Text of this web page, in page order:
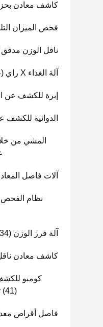
كاشف معادن
فحص الميزان
ناقل الوزن مدقق
آلة الغذاء X راي (114)
إبرة للكشف عن
الدوائية للكشف
المشي من
آلات فاصل
نظام الفحص
آلة فرز الوزن (34)
كاشف معادن
كومبو
(41)
فاصل أقراص